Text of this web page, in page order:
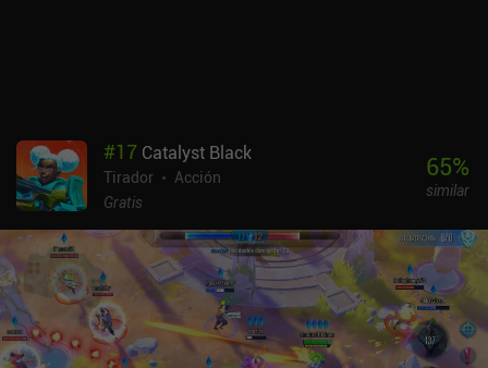
#17 Catalyst Black
Tirador
Acción
Gratis
65%
similar